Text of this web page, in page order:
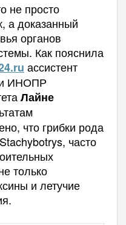
не просто
а доказанный
органов
Как пояснила
ru ассистент
ИНОПР
Лайне
что грибки рода
часто
только
и летучие